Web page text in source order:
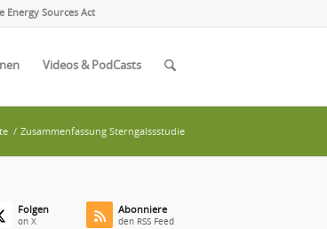
Energy Sources Act
Videos & PodCasts
/ Zusammenfassung Sterngalssstudie
Folgen
on X
Abonniere
den RSS Feed